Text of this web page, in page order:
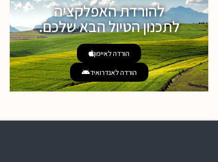
להורדת האפלקציה
לתכנון הטיול הבא שלכם.
הורדה לאייפון
הורדה לאנדרואיד